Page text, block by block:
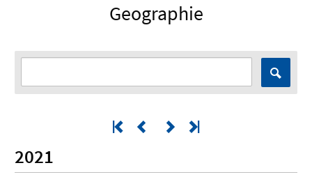
Geographie
2021